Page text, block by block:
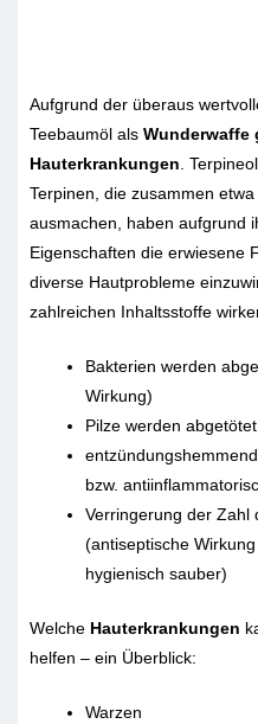
Aufgrund der überaus
Teebaumöl als Wunderwaffe
Hauterkrankungen.
Terpinen, die zusammen
ausmachen, haben aufgrund
Eigenschaften die erwiesene
diverse Hautprobleme
zahlreichen Inhaltsstoffe
Bakterien werden
Wirkung)
Pilze werden
bzw.
Verringerung der Zahl
(antiseptische
hygienisch sauber)
Welche Hauterkrankungen
helfen – ein Überblick:
Warzen